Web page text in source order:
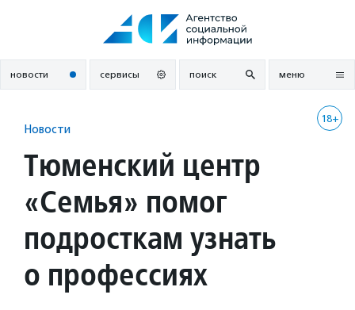
новости сервисы поиск меню
18+
Новости
Тюменский центр
«Семья» помог
подросткам узнать
о профессиях